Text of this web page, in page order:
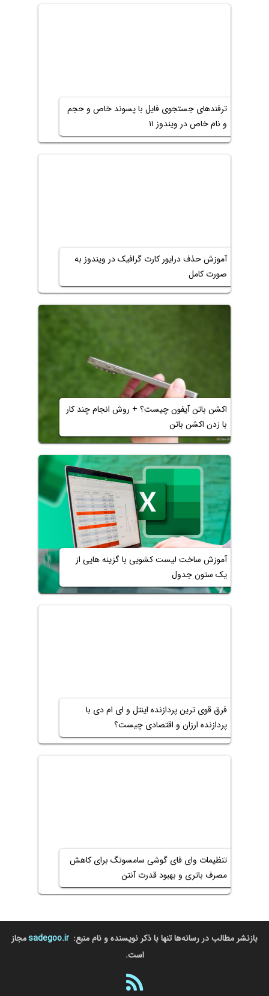
ترفندهای جستجوی فایل با پسوند خاص و حجم
و نام خاص در ویندوز ۱۱
آموزش حذف درایور کارت گرافیک در ویندوز به
صورت کامل
اکشن باتن آیفون چیست؟ + روش انجام چند کار
با زدن اکشن باتن
آموزش ساخت لیست کشویی با گزینه هایی از
یک ستون جدول
فرق قوی ترین پردازنده اینتل و ای ام دی با
پردازنده ارزان و اقتصادی چیست؟
تنظیمات وای فای گوشی سامسونگ برای کاهش
مصرف باتری و بهبود قدرت آنتن
بازنشر مطالب در رسانه‌ها تنها با ذکر نویسنده و نام منبع: sadegoo.irمجاز
است.